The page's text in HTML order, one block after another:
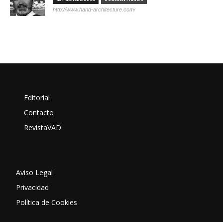
http://www.hand-architecture.com/
Editorial
Contacto
RevistaVAD
Aviso Legal
Privacidad
Política de Cookies